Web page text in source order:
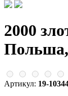
2000
Артикул: 19-